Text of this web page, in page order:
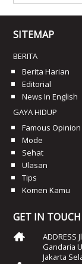
SITEMAP
BERITA
Berita Harian
Editorial
News In English
GAYA HIDUP
Famous Opinion
Mode
Sehat
Ulasan
Tips
Komen Kamu
GET IN TOUCH
ADDRESS
Gandaria
Jakarta